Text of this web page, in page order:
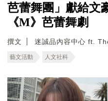
芭蕾舞團」獻給文
《M》芭蕾舞劇
撰文 迷誠品內容中心 ft.
藝文活動 人文社科